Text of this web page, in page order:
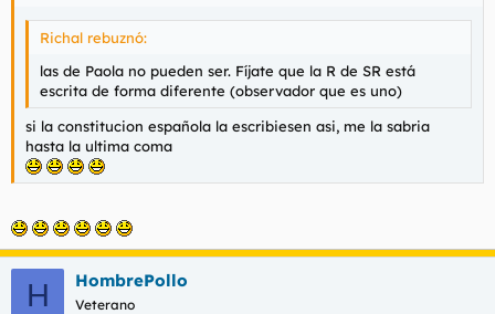
Richal rebuznó:
las de Paola no pueden ser. Fíjate que la R de SR está
escrita de forma diferente (observador que es uno)
si la constitucion española la escribiesen asi, me la sabria
hasta la ultima coma
H HombrePollo
Veterano